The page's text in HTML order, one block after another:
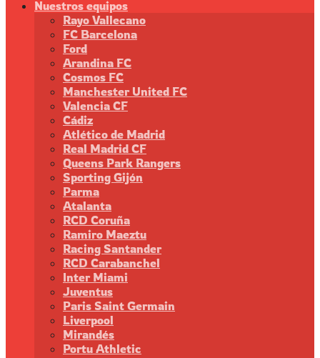
Nuestros equipos
Rayo Vallecano
FC Barcelona
Ford
Arandina FC
Cosmos FC
Manchester United FC
Valencia CF
Cádiz
Atlético de Madrid
Real Madrid CF
Queens Park Rangers
Sporting Gijón
Parma
Atalanta
RCD Coruña
Ramiro Maeztu
Racing Santander
RCD Carabanchel
Inter Miami
Juventus
Paris Saint Germain
Liverpool
Mirandés
Portu Athletic